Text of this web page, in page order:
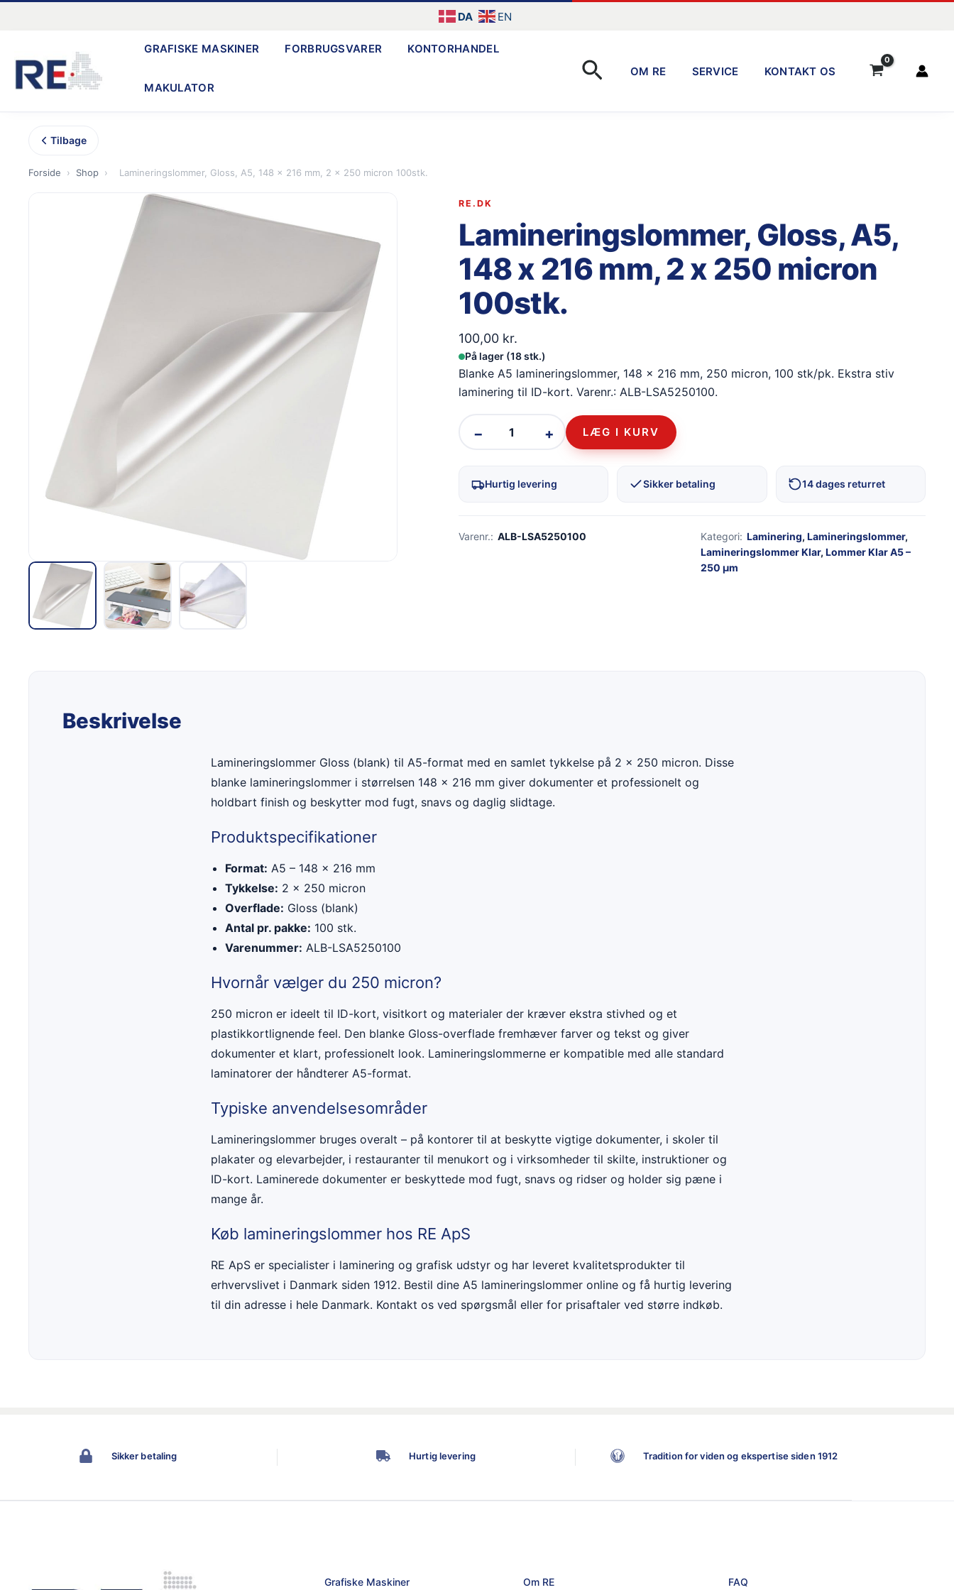
indholdet
DA EN
GRAFISKE MASKINER FORBRUGSVARER KONTORHANDEL
MAKULATOR
Søg OM RE SERVICE KONTAKT OS
Tilbage
Forside › Shop › Lamineringslommer, Gloss, A5, 148 x 216 mm, 2 x 250 micron 100stk.
RE.DK
Lamineringslommer, Gloss, A5,
148 x 216 mm, 2 x 250 micron
100stk.
100,00 kr.
På lager (18 stk.)
Blanke A5 lamineringslommer, 148 × 216 mm, 250 micron, 100 stk/pk. Ekstra stiv
laminering til ID-kort. Varenr.: ALB-LSA5250100.
− + LÆG I KURV
Hurtig levering Sikker betaling 14 dages returret
Varenr.: ALB-LSA5250100 Kategori: Laminering, Lamineringslommer,
Lamineringslommer Klar, Lommer Klar A5 –
250 µm
Beskrivelse
Lamineringslommer Gloss (blank) til A5-format med en samlet tykkelse på 2 × 250 micron. Disse
blanke lamineringslommer i størrelsen 148 × 216 mm giver dokumenter et professionelt og
holdbart finish og beskytter mod fugt, snavs og daglig slidtage.
Produktspecifikationer
Format: A5 – 148 × 216 mm
Tykkelse: 2 × 250 micron
Overflade: Gloss (blank)
Antal pr. pakke: 100 stk.
Varenummer: ALB-LSA5250100
Hvornår vælger du 250 micron?
250 micron er ideelt til ID-kort, visitkort og materialer der kræver ekstra stivhed og et
plastikkortlignende feel. Den blanke Gloss-overflade fremhæver farver og tekst og giver
dokumenter et klart, professionelt look. Lamineringslommerne er kompatible med alle standard
laminatorer der håndterer A5-format.
Typiske anvendelsesområder
Lamineringslommer bruges overalt – på kontorer til at beskytte vigtige dokumenter, i skoler til
plakater og elevarbejder, i restauranter til menukort og i virksomheder til skilte, instruktioner og
ID-kort. Laminerede dokumenter er beskyttede mod fugt, snavs og ridser og holder sig pæne i
mange år.
Køb lamineringslommer hos RE ApS
RE ApS er specialister i laminering og grafisk udstyr og har leveret kvalitetsprodukter til
erhvervslivet i Danmark siden 1912. Bestil dine A5 lamineringslommer online og få hurtig levering
til din adresse i hele Danmark. Kontakt os ved spørgsmål eller for prisaftaler ved større indkøb.
Sikker betaling Hurtig levering Tradition for viden og ekspertise siden 1912
Grafiske Maskiner Om RE FAQ